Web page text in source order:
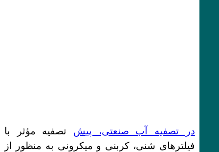
در تصفیه آب صنعتی، پیش ‌تصفیه مؤثر با
فیلترهای شنی، کربنی و میکرونی به منظور از